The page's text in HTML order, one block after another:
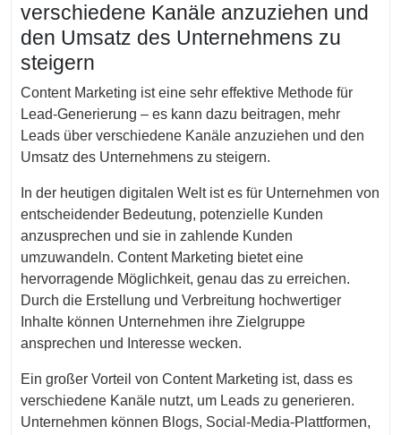
verschiedene Kanäle anzuziehen und
den Umsatz des Unternehmens zu
steigern
Content Marketing ist eine sehr effektive Methode für
Lead-Generierung – es kann dazu beitragen, mehr
Leads über verschiedene Kanäle anzuziehen und den
Umsatz des Unternehmens zu steigern.
In der heutigen digitalen Welt ist es für Unternehmen von
entscheidender Bedeutung, potenzielle Kunden
anzusprechen und sie in zahlende Kunden
umzuwandeln. Content Marketing bietet eine
hervorragende Möglichkeit, genau das zu erreichen.
Durch die Erstellung und Verbreitung hochwertiger
Inhalte können Unternehmen ihre Zielgruppe
ansprechen und Interesse wecken.
Ein großer Vorteil von Content Marketing ist, dass es
verschiedene Kanäle nutzt, um Leads zu generieren.
Unternehmen können Blogs, Social-Media-Plattformen,